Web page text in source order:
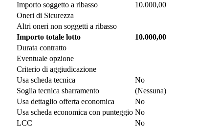
Importo soggetto a ribasso
10.000,00
Oneri di Sicurezza
Altri oneri non soggetti a ribasso
Importo totale lotto
10.000,00
Durata contratto
Eventuale opzione
Criterio di aggiudicazione
Usa scheda tecnica
No
Soglia tecnica sbarramento
(Nessuna)
Usa dettaglio offerta economica
No
Usa scheda economica con punteggio No
LCC
No